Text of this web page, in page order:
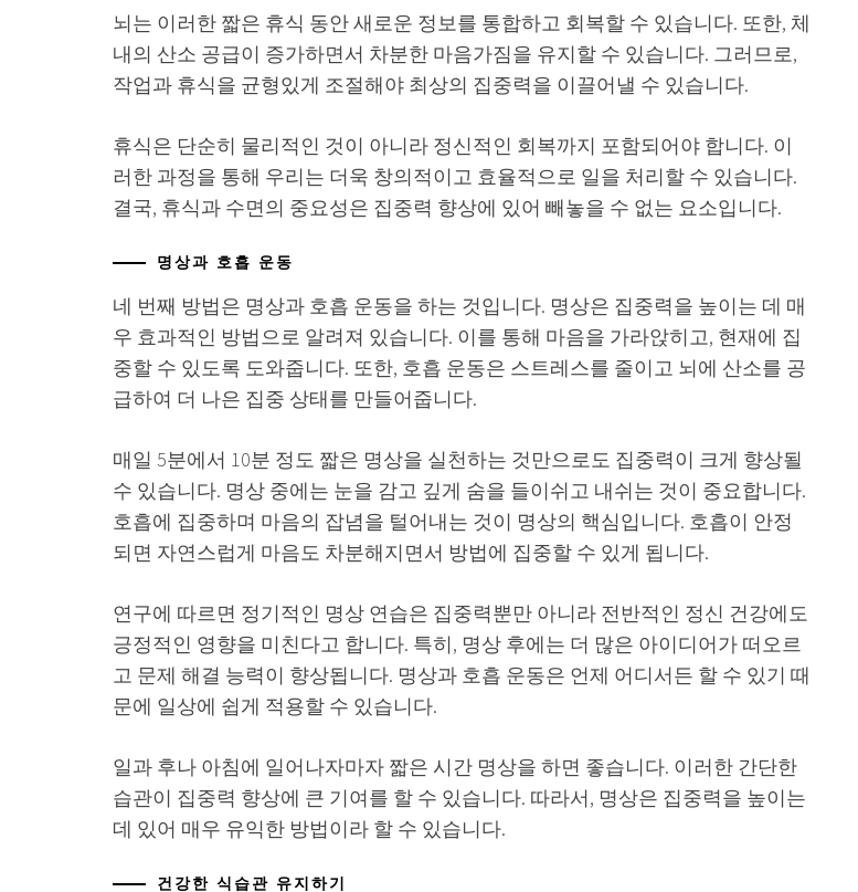
뇌는 이러한 짧은 휴식 동안 새로운 정보를 통합하고 회복할 수 있습니다. 또한, 체
내의 산소 공급이 증가하면서 차분한 마음가짐을 유지할 수 있습니다. 그러므로,
작업과 휴식을 균형있게 조절해야 최상의 집중력을 이끌어낼 수 있습니다.
휴식은 단순히 물리적인 것이 아니라 정신적인 회복까지 포함되어야 합니다. 이
러한 과정을 통해 우리는 더욱 창의적이고 효율적으로 일을 처리할 수 있습니다.
결국, 휴식과 수면의 중요성은 집중력 향상에 있어 빼놓을 수 없는 요소입니다.
명상과 호흡 운동
네 번째 방법은 명상과 호흡 운동을 하는 것입니다. 명상은 집중력을 높이는 데 매
우 효과적인 방법으로 알려져 있습니다. 이를 통해 마음을 가라앉히고, 현재에 집
중할 수 있도록 도와줍니다. 또한, 호흡 운동은 스트레스를 줄이고 뇌에 산소를 공
급하여 더 나은 집중 상태를 만들어줍니다.
매일 5분에서 10분 정도 짧은 명상을 실천하는 것만으로도 집중력이 크게 향상될
수 있습니다. 명상 중에는 눈을 감고 깊게 숨을 들이쉬고 내쉬는 것이 중요합니다.
호흡에 집중하며 마음의 잡념을 털어내는 것이 명상의 핵심입니다. 호흡이 안정
되면 자연스럽게 마음도 차분해지면서 방법에 집중할 수 있게 됩니다.
연구에 따르면 정기적인 명상 연습은 집중력뿐만 아니라 전반적인 정신 건강에도
긍정적인 영향을 미친다고 합니다. 특히, 명상 후에는 더 많은 아이디어가 떠오르
고 문제 해결 능력이 향상됩니다. 명상과 호흡 운동은 언제 어디서든 할 수 있기 때
문에 일상에 쉽게 적용할 수 있습니다.
일과 후나 아침에 일어나자마자 짧은 시간 명상을 하면 좋습니다. 이러한 간단한
습관이 집중력 향상에 큰 기여를 할 수 있습니다. 따라서, 명상은 집중력을 높이는
데 있어 매우 유익한 방법이라 할 수 있습니다.
건강한 식습관 유지하기